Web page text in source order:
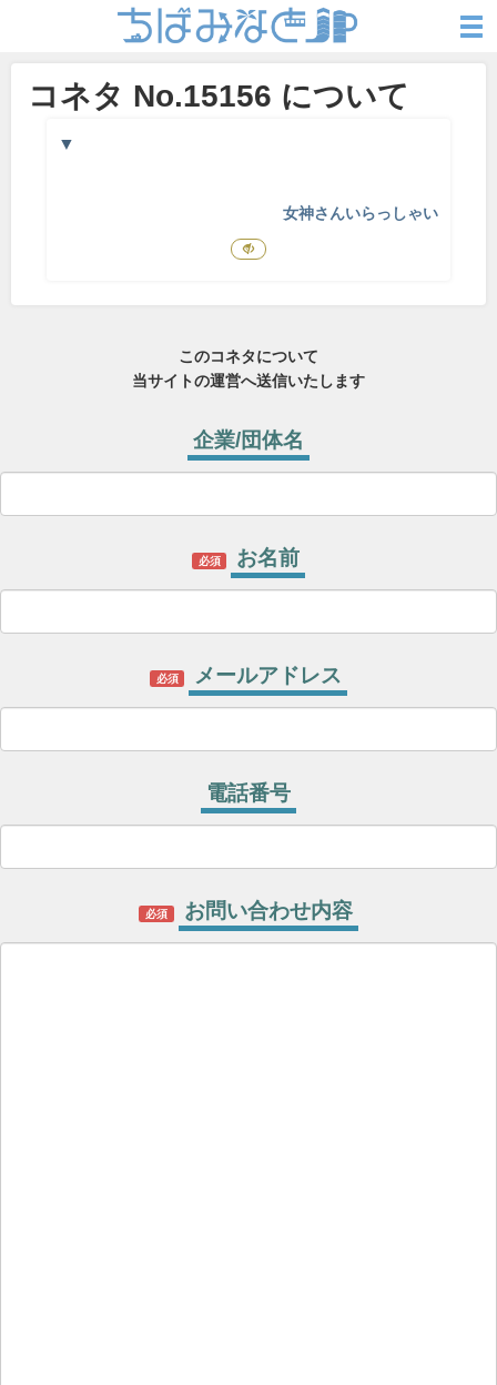
コネタ No.15156 について
▼
女神さんいらっしゃい
このコネタについて
当サイトの運営へ送信いたします
企業/団体名
必須 お名前
必須 メールアドレス
電話番号
必須 お問い合わせ内容